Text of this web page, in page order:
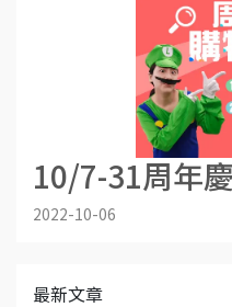
10/7-31周年
2022-10-06
最新文章